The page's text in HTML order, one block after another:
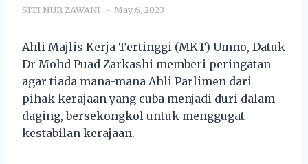
SITI NUR ZAWANI May 6, 2023
Ahli Majlis Kerja Tertinggi (MKT) Umno, Datuk
Dr Mohd Puad Zarkashi memberi peringatan
agar tiada mana-mana Ahli Parlimen dari
pihak kerajaan yang cuba menjadi duri dalam
daging, bersekongkol untuk menggugat
kestabilan kerajaan.